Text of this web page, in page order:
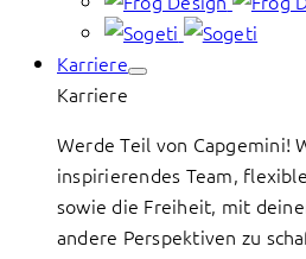
Karriere
Karriere
Werde Teil von Capgemini!
inspirierendes Team,
sowie die Freiheit, mit
andere Perspektiven zu